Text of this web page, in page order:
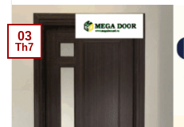
03
Th7